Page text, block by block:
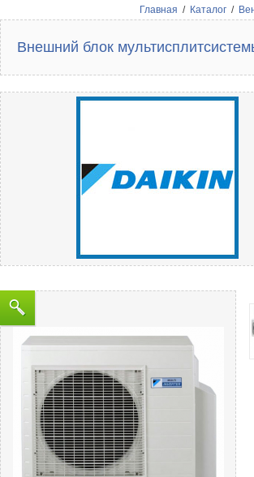
Главная / Каталог /
Внешний блок